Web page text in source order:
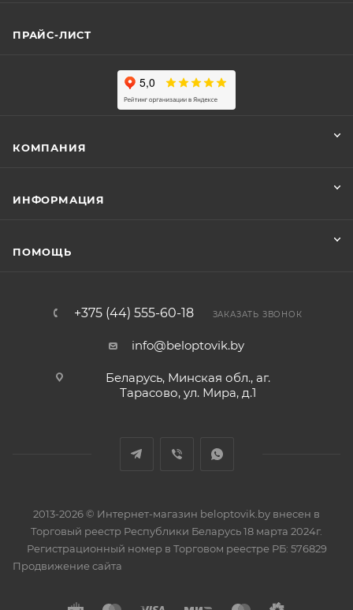
ПРАЙС-ЛИСТ
КОМПАНИЯ
ИНФОРМАЦИЯ
ПОМОЩЬ
+375 (44) 555-60-18 ЗАКАЗАТЬ ЗВОНОК
info@beloptovik.by
Беларусь, Минская обл., аг.
Тарасово, ул. Мира, д.1
2013-2026 © Интернет-магазин beloptovik.by внесен в
Торговый реестр Республики Беларусь 18 марта 2024г.
Регистрационный номер в Торговом реестре РБ: 576829
Продвижение сайта